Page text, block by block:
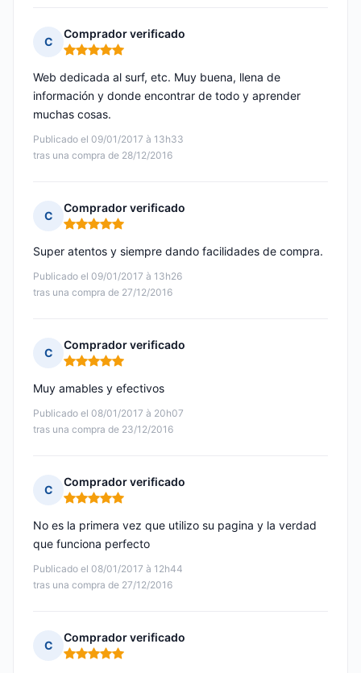
C
Comprador verificado
Nota: 5 de 5
Publicado el 09/01/2017 à 13h33
tras una compra de 28/12/2016
Web dedicada al surf, etc. Muy buena, llena de
información y donde encontrar de todo y aprender
muchas cosas.
C
Comprador verificado
Nota: 5 de 5
Publicado el 09/01/2017 à 13h26
tras una compra de 27/12/2016
Super atentos y siempre dando facilidades de compra.
C
Comprador verificado
Nota: 5 de 5
Publicado el 08/01/2017 à 20h07
tras una compra de 23/12/2016
Muy amables y efectivos
C
Comprador verificado
Nota: 5 de 5
Publicado el 08/01/2017 à 12h44
tras una compra de 27/12/2016
No es la primera vez que utilizo su pagina y la verdad
que funciona perfecto
C
Comprador verificado
Nota: 5 de 5